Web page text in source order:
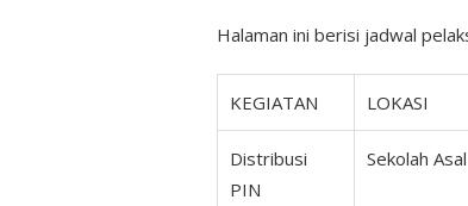
Halaman ini berisi jadwal
KEGIATAN LOKASI
Distribusi
PIN
Sekolah Asal